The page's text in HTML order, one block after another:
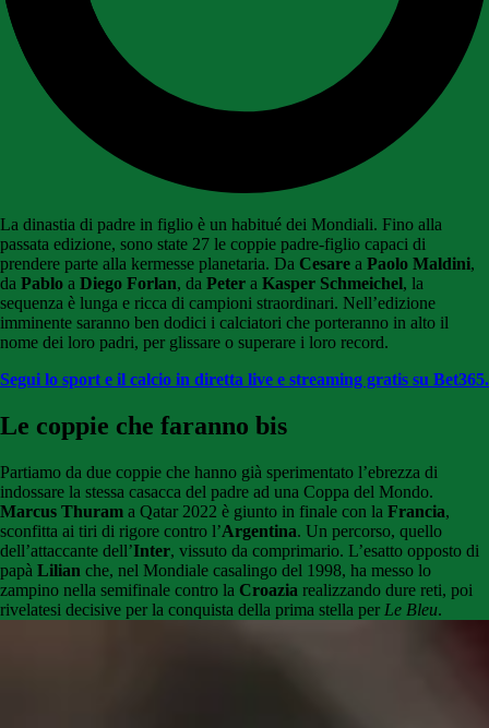
La dinastia di padre in figlio è un habitué dei Mondiali. Fino alla
passata edizione, sono state 27 le coppie padre-figlio capaci di
prendere parte alla kermesse planetaria. Da Cesare a Paolo Maldini,
da Pablo a Diego Forlan, da Peter a Kasper Schmeichel, la
sequenza è lunga e ricca di campioni straordinari. Nell’edizione
imminente saranno ben dodici i calciatori che porteranno in alto il
nome dei loro padri, per glissare o superare i loro record.
Segui lo sport e il calcio in diretta live e streaming gratis su Bet365.
Le coppie che faranno bis
Partiamo da due coppie che hanno già sperimentato l’ebrezza di
indossare la stessa casacca del padre ad una Coppa del Mondo.
Marcus Thuram a Qatar 2022 è giunto in finale con la Francia,
sconfitta ai tiri di rigore contro l’Argentina. Un percorso, quello
dell’attaccante dell’Inter, vissuto da comprimario. L’esatto opposto di
papà Lilian che, nel Mondiale casalingo del 1998, ha messo lo
zampino nella semifinale contro la Croazia realizzando dure reti, poi
rivelatesi decisive per la conquista della prima stella per Le Bleu.